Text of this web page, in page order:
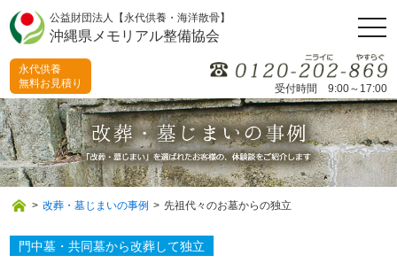
公益財団法人【永代供養・海洋散骨】
沖縄県メモリアル整備協会
受付時間 9:00～17:00
永代供養
無料お見積り
> 改葬・墓じまいの事例 > 先祖代々のお墓からの独立
門中墓・共同墓から改葬して独立